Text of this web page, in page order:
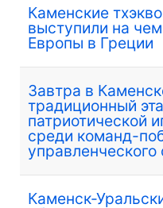
Каменские
выступили на
Европы в Греции
Завтра в
традиционный
патриотической
среди команд-
управленческого
Каменск-